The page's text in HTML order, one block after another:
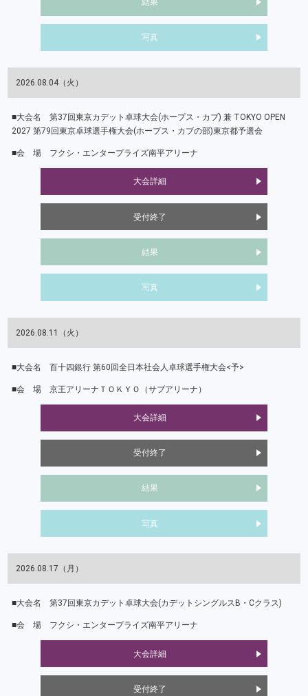
結果
写真
2026.08.04（火）
第37回東京カデット卓球大会(ホープス・カブ) 兼 TOKYO OPEN
2027 第79回東京卓球選手権大会(ホープス・カブの部)東京都予選会
フクシ・エンタープライズ南平アリーナ
大会詳細
受付終了
結果
写真
2026.08.11（火）
百十四銀行 第60回全日本社会人卓球選手権大会<予>
京王アリーナＴＯＫＹＯ（サブアリーナ）
大会詳細
受付終了
結果
写真
2026.08.17（月）
第37回東京カデット卓球大会(カデットシングルスB・Cクラス)
フクシ・エンタープライズ南平アリーナ
大会詳細
受付終了